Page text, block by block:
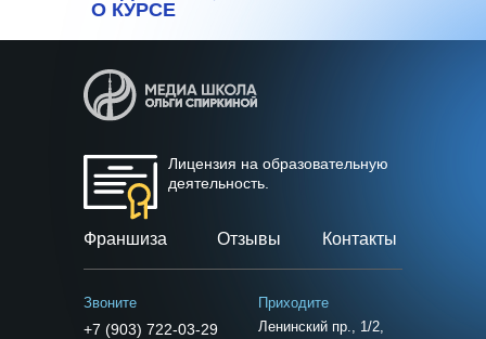
О КУРСЕ
Ленинский пр., 1/2,
Лицензия на образовательную
деятельность.
+7 (903) 722-03-29
Контакты
Отзывы
Франшиза
Звоните Приходите